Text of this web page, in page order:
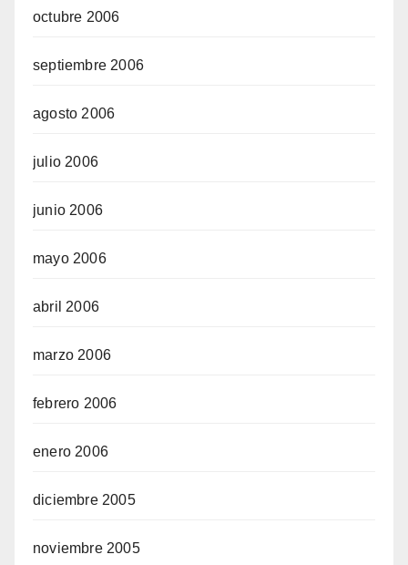
octubre 2006
septiembre 2006
agosto 2006
julio 2006
junio 2006
mayo 2006
abril 2006
marzo 2006
febrero 2006
enero 2006
diciembre 2005
noviembre 2005